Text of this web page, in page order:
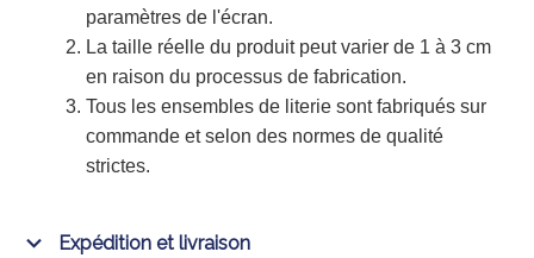
paramètres de l'écran.
La taille réelle du produit peut varier de 1 à 3 cm
en raison du processus de fabrication.
Tous les ensembles de literie sont fabriqués sur
commande et selon des normes de qualité
strictes.
Expédition et livraison